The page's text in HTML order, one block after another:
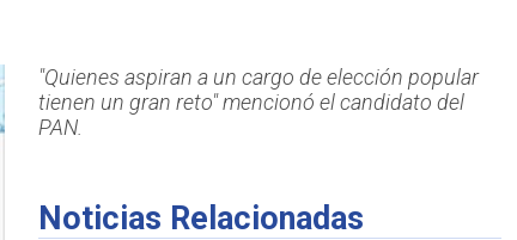
"Quienes aspiran a un cargo de elección popular
tienen un gran reto" mencionó el candidato del
PAN.
Noticias Relacionadas